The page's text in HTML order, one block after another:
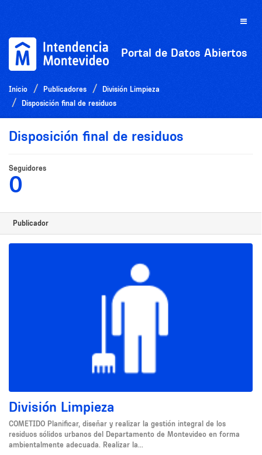
Toggle
Portal de Datos Abiertos
Inicio Publicadores
División Limpieza
Disposición final de residuos
Disposición final de residuos
Seguidores
0
Publicador
División Limpieza
COMETIDO Planificar, diseñar y realizar la gestión integral de los
residuos sólidos urbanos del Departamento de Montevideo en forma
ambientalmente adecuada. Realizar la...